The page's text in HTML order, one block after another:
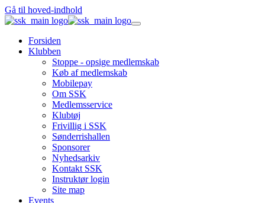
Gå til hoved-indhold
Forsiden
Klubben
Stoppe - opsige medlemskab
Køb af medlemskab
Mobilepay
Om SSK
Medlemsservice
Klubtøj
Frivillig i SSK
Sønderrishallen
Sponsorer
Nyhedsarkiv
Kontakt SSK
Instruktør login
Site map
Events